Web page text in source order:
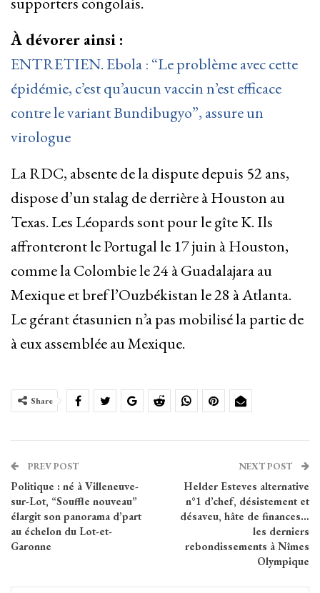
À dévorer ainsi :
ENTRETIEN. Ebola : “Le problème avec cette
épidémie, c’est qu’aucun vaccin n’est efficace
contre le variant Bundibugyo”, assure un
virologue
La RDC, absente de la dispute depuis 52 ans,
dispose d’un stalag de derrière à Houston au
Texas. Les Léopards sont pour le gîte K. Ils
affronteront le Portugal le 17 juin à Houston,
comme la Colombie le 24 à Guadalajara au
Mexique et bref l’Ouzbékistan le 28 à Atlanta.
Le gérant étasunien n’a pas mobilisé la partie de
à eux assemblée au Mexique.
Share
PREV POST
Politique : né à Villeneuve-
sur-Lot, “Souffle nouveau”
élargit son panorama d’part
au échelon du Lot-et-
Garonne
NEXT POST
Helder Esteves alternative
n°1 d’chef, désistement et
désaveu, hâte de finances…
les derniers
rebondissements à Nîmes
Olympique